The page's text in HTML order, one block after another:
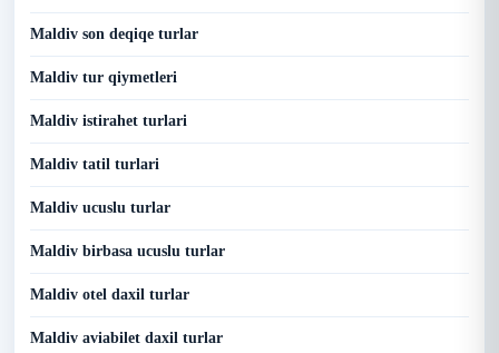
Maldiv son deqiqe turlar
Maldiv tur qiymetleri
Maldiv istirahet turlari
Maldiv tatil turlari
Maldiv ucuslu turlar
Maldiv birbasa ucuslu turlar
Maldiv otel daxil turlar
Maldiv aviabilet daxil turlar